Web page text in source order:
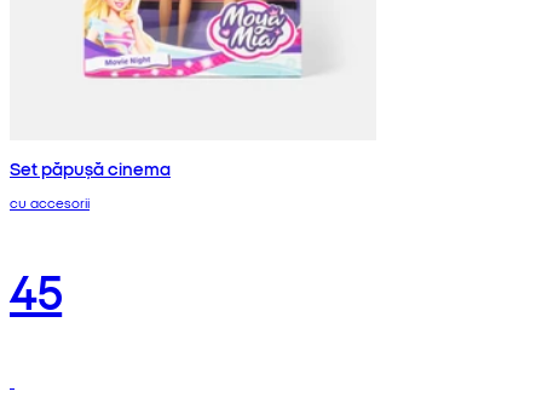
Set păpușă cinema
cu accesorii
45